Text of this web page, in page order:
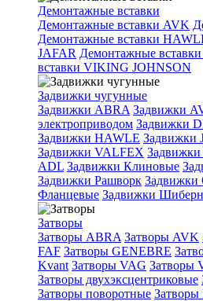
Демонтажные вставки
Демонтажные вставки AVK
Демонтажные вставки
JAFAR Демонтажные
вставки VIKING JOHNSON
Задвижки чугунные
Задвижки ABRA Задвижки
электроприводом Задвижки
Задвижки HAWLE Задвижки
Задвижки VALFEX
ADL Задвижки Клиновые
Задвижки Рашворк Задвижки
Фланцевые Задвижки
Затворы
Затворы ABRA Затворы AVK
FAF Затворы GENEBRE
Kvant Затворы VAG Затворы
Затворы двухэксцентриковые
Затворы поворотные